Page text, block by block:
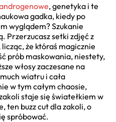
, genetyka i te
gadka, kiedy po
wyglądem? Szukanie
Przerzucasz setki zdjęć z
licząc, że któraś magicznie
prób maskowania, niestety,
włosy zaczesane na
wiatru i cała
w tym całym chaosie,
staje się światełkiem w
ten buzz cut dla zakoli, o
spróbować.